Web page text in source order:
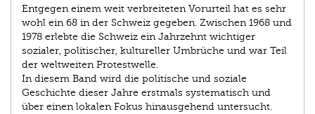
Entgegen einem weit verbreiteten Vorurteil hat es sehr
wohl ein 68 in der Schweiz gegeben. Zwischen 1968 und
1978 er­lebte die Schweiz ein Jahrzehnt wichtiger
sozialer, politischer, kultureller Umbrüche und war Teil
der weltweiten Protest­welle.
In diesem Band wird die politische und soziale
Geschichte dieser Jahre erstmals systematisch und
über einen lokalen Fokus hinausgehend untersucht.